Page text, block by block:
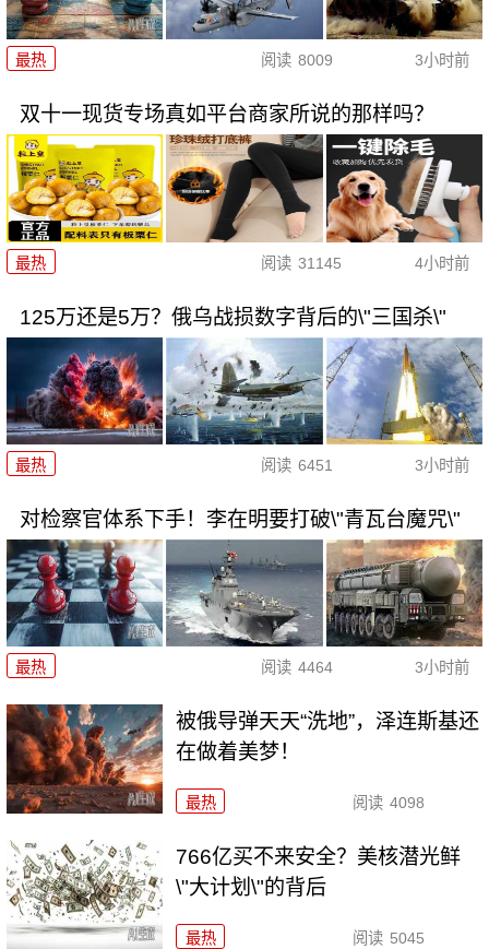
最热 阅读 8009 3小时前
双十一现货专场真如平台商家所说的那样吗？
最热 阅读 31145 4小时前
125万还是5万？俄乌战损数字背后的\"三国杀\"
最热 阅读 6451 3小时前
对检察官体系下手！李在明要打破\"青瓦台魔咒\"
最热 阅读 4464 3小时前
被俄导弹天天“洗地”，泽连斯基还
在做着美梦！
最热 阅读 4098
766亿买不来安全？美核潜光鲜
\"大计划\"的背后
最热 阅读 5045